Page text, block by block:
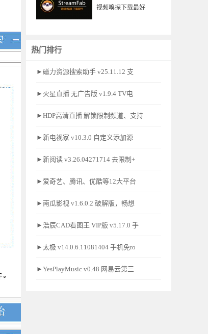
视频嗅探下载最好
热门排行
►磁力资源搜索助手 v25.11.12 支
►火星直播 无广告版 v1.9.4 TV电
►HDP高清直播 解锁限制频道、支持
►新电视家 v10.3.0 自定义添加源
►新阅读 v3.26.04271714 去限制+
►爱奇艺、腾讯、优酷等12大平台
►南瓜影视 v1.6.0.2 破解版，畅想
►浩辰CAD看图王 VIP版 v5.17.0 手
►太极 v14.0.6.11081404 手机免ro
►YesPlayMusic v0.48 网易云第三